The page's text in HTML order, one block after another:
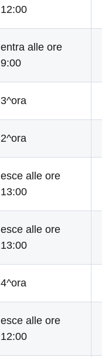
12:00
entra alle ore
9:00
3^ora
2^ora
esce alle ore
13:00
esce alle ore
13:00
4^ora
esce alle ore
12:00